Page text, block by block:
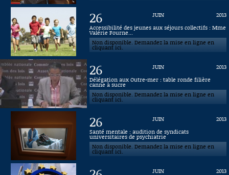
Autres
26 JUIN
2013
Accessibilité des jeunes aux séjours collectifs : Mme
Valérie Fourne...
Non disponible. Demandez la mise en ligne en
cliquant ici.
26 JUIN
2013
Délégation aux Outre-mer : table ronde filière
canne à sucre
Non disponible. Demandez la mise en ligne en
cliquant ici.
26 JUIN
2013
Santé mentale : audition de syndicats
universitaires de psychiatrie
Non disponible. Demandez la mise en ligne en
cliquant ici.
JUIN
2013